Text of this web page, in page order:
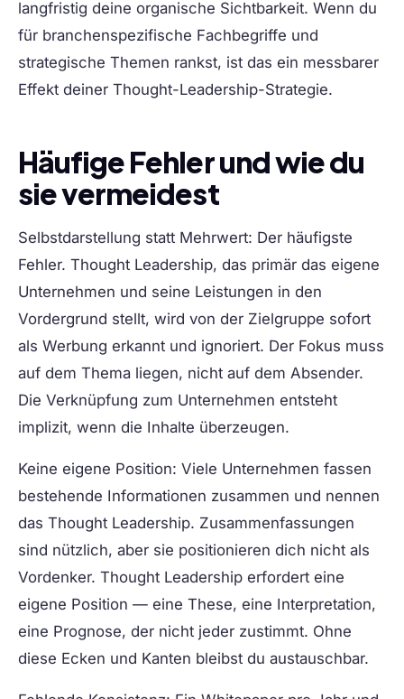
langfristig deine organische Sichtbarkeit. Wenn du
für branchenspezifische Fachbegriffe und
strategische Themen rankst, ist das ein messbarer
Effekt deiner Thought-Leadership-Strategie.
Häufige Fehler und wie du
sie vermeidest
Selbstdarstellung statt Mehrwert: Der häufigste
Fehler. Thought Leadership, das primär das eigene
Unternehmen und seine Leistungen in den
Vordergrund stellt, wird von der Zielgruppe sofort
als Werbung erkannt und ignoriert. Der Fokus muss
auf dem Thema liegen, nicht auf dem Absender.
Die Verknüpfung zum Unternehmen entsteht
implizit, wenn die Inhalte überzeugen.
Keine eigene Position: Viele Unternehmen fassen
bestehende Informationen zusammen und nennen
das Thought Leadership. Zusammenfassungen
sind nützlich, aber sie positionieren dich nicht als
Vordenker. Thought Leadership erfordert eine
eigene Position — eine These, eine Interpretation,
eine Prognose, der nicht jeder zustimmt. Ohne
diese Ecken und Kanten bleibst du austauschbar.